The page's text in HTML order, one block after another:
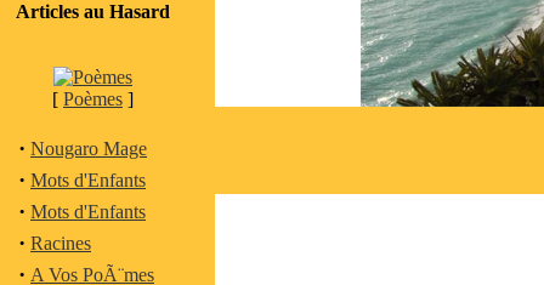
Articles au Hasard
[ Poèmes ]
· Nougaro Mage
· Mots d'Enfants
· Mots d'Enfants
· Racines
· A Vos PoÃ¨mes